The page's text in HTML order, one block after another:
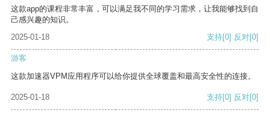
这款app的课程非常丰富，可以满足我不同的学习需求，让我能够找到自
己感兴趣的知识。
2025-01-18
支持[0] 反对[0]
游客
这款加速器VPM应用程序可以给你提供全球覆盖和最高安全性的连接。
2025-01-18 支持[0] 反对[0]